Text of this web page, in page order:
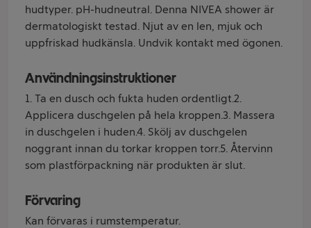
hudtyper. pH-hudneutral. Denna NIVEA shower är
dermatologiskt testad. Njut av en len, mjuk och
uppfriskad hudkänsla. Undvik kontakt med ögonen.
Användningsinstruktioner
1. Ta en dusch och fukta huden ordentligt.2.
Applicera duschgelen på hela kroppen.3. Massera
in duschgelen i huden.4. Skölj av duschgelen
noggrant innan du torkar kroppen torr.5. Återvinn
som plastförpackning när produkten är slut.
Förvaring
Kan förvaras i rumstemperatur.